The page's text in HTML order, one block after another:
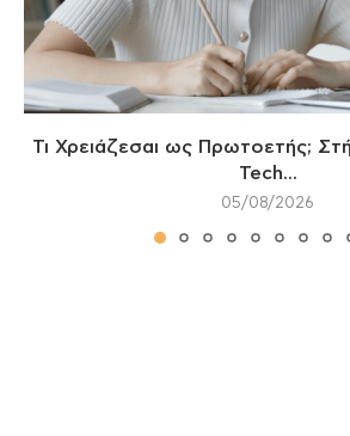
Τι Χρειάζεσαι ως Πρωτοετής;
Tech...
05/08/2026